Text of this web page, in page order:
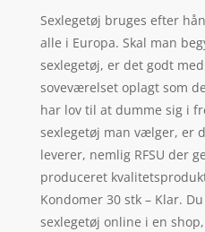
Sexlegetøj bruges efter
alle i Europa. Skal man
sexlegetøj, er det godt
soveværelset oplagt som
har lov til at dumme sig i
sexlegetøj man vælger, er
leverer, nemlig RFSU der
produceret
Kondomer 30 stk – Klar.
sexlegetøj online i en